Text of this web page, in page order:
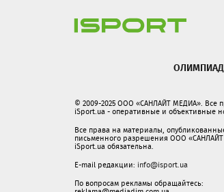
© 2009-2025 ООО «САНЛАЙТ МЕДИА». Все
iSport.ua - оперативные и объективные
Все права на материалы,
письменного разрешения ООО
iSport.ua обязательна.
E-mail редакции: info@isport.ua
По вопросам рекламы обращайтесь: